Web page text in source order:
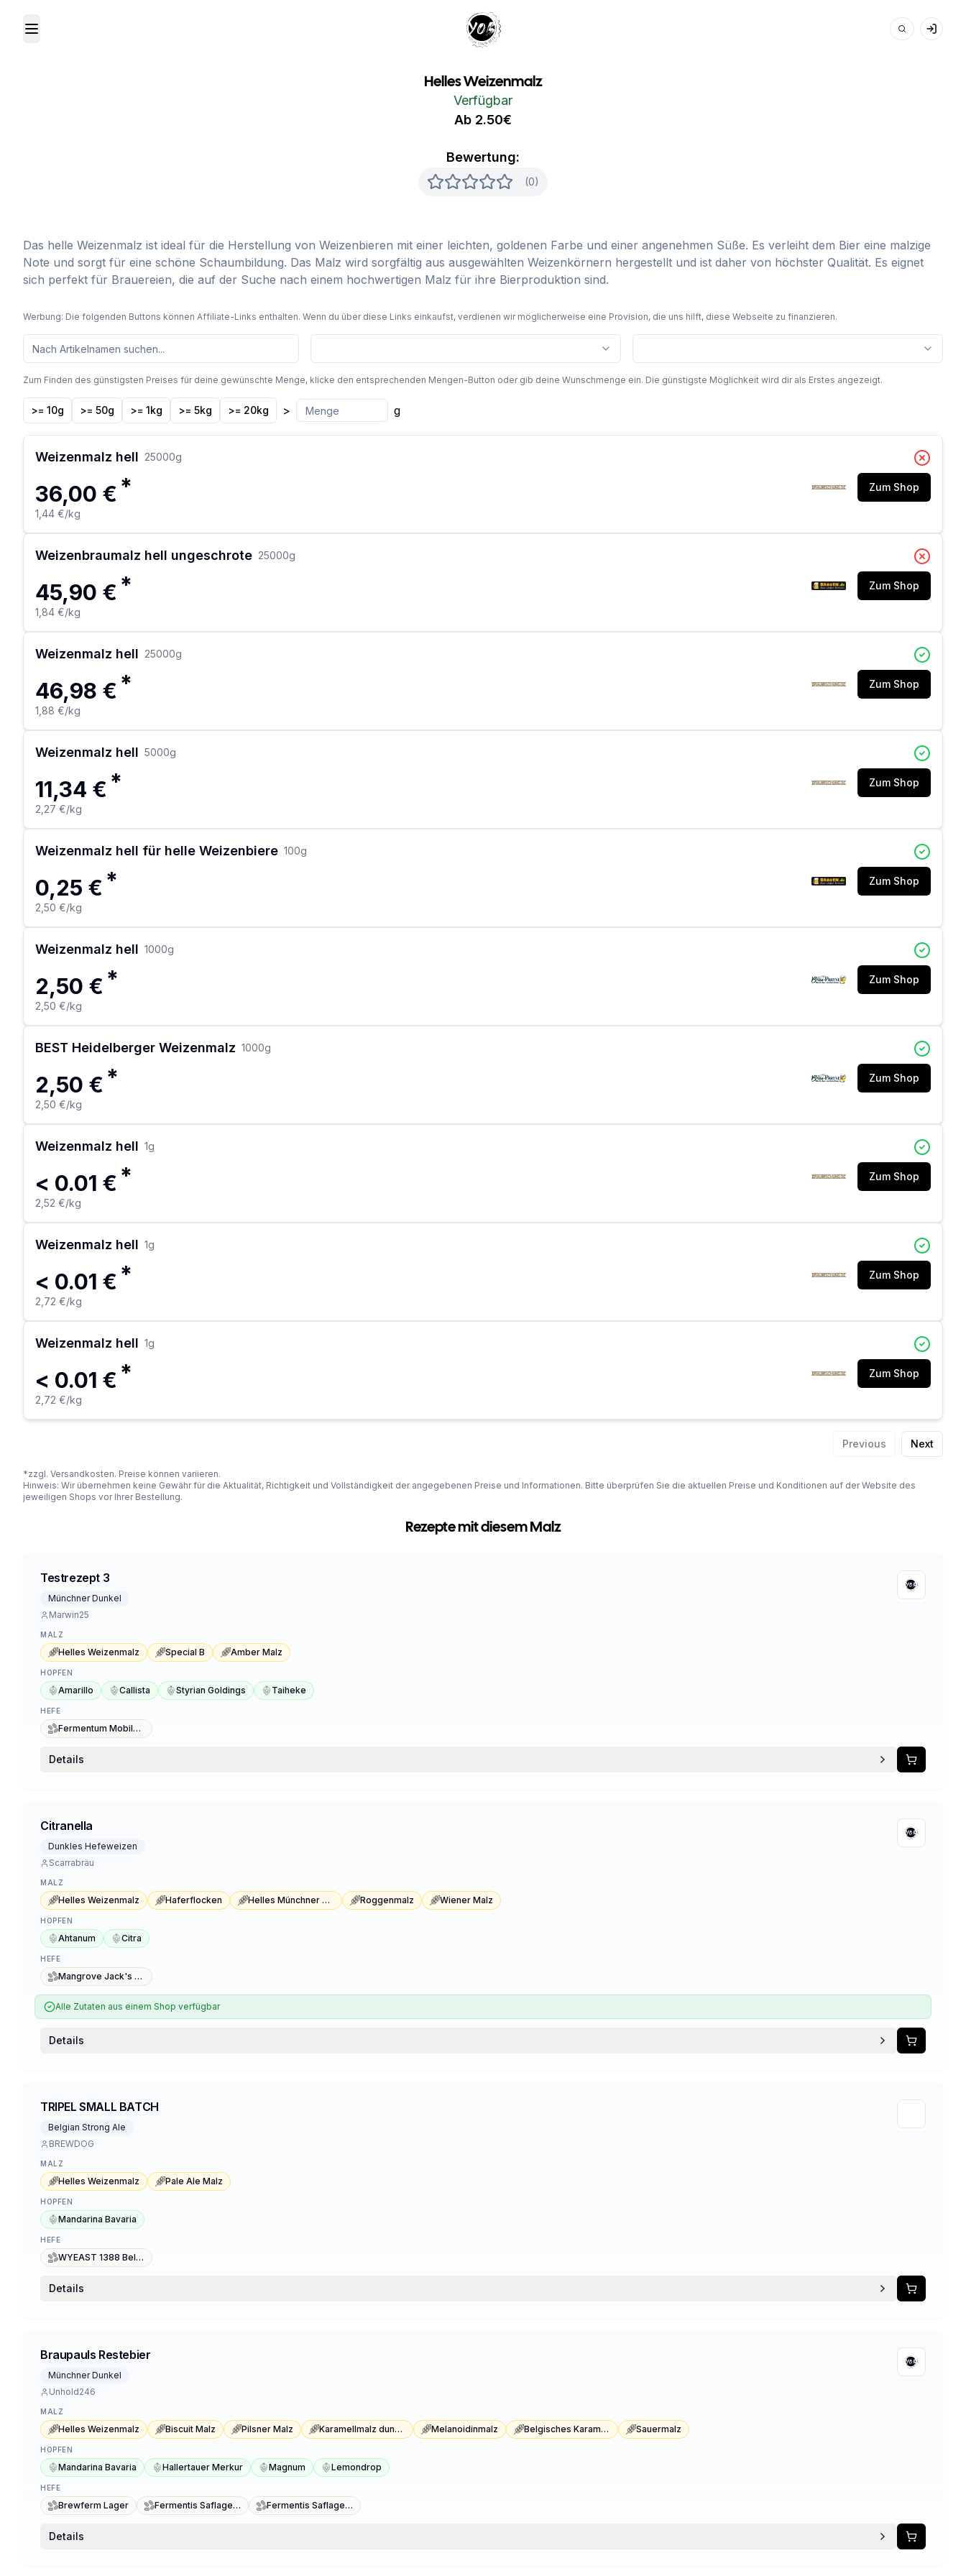
Toggle Menu Your Own Beer
Helles Weizenmalz
Bewertung:
(0)
Verfügbar
Ab 2.50€
Das helle Weizenmalz ist ideal für die Herstellung von Weizenbieren mit einer leichten, goldenen Farbe und einer angenehmen Süße. Es verleiht dem Bier eine malzige
Note und sorgt für eine schöne Schaumbildung. Das Malz wird sorgfältig aus ausgewählten Weizenkörnern hergestellt und ist daher von höchster Qualität. Es eignet
sich perfekt für Brauereien, die auf der Suche nach einem hochwertigen Malz für ihre Bierproduktion sind.
Werbung: Die folgenden Buttons können Affiliate-Links enthalten. Wenn du über diese Links einkaufst, verdienen wir möglicherweise eine Provision, die uns hilft, diese Webseite zu finanzieren.
Zum Finden des günstigsten Preises für deine gewünschte Menge, klicke den entsprechenden Mengen-Button oder gib deine Wunschmenge ein. Die günstigste Möglichkeit wird dir als Erstes angezeigt.
>= 10g >= 50g >= 1kg >= 5kg >= 20kg > g
Weizenmalz hell 25000g
36,00 € *
1,44 €/kg
Zum Shop
Weizenbraumalz hell ungeschrote 25000g
45,90 € *
1,84 €/kg
Zum Shop
Weizenmalz hell 25000g
46,98 € *
1,88 €/kg
Zum Shop
Weizenmalz hell 5000g
11,34 € *
2,27 €/kg
Zum Shop
Weizenmalz hell für helle Weizenbiere 100g
0,25 € *
2,50 €/kg
Zum Shop
Weizenmalz hell 1000g
2,50 € *
2,50 €/kg
Zum Shop
BEST Heidelberger Weizenmalz 1000g
2,50 € *
2,50 €/kg
Zum Shop
Weizenmalz hell 1g
< 0.01 € *
2,52 €/kg
Zum Shop
Weizenmalz hell 1g
< 0.01 € *
2,72 €/kg
Zum Shop
Weizenmalz hell 1g
< 0.01 € *
2,72 €/kg
Zum Shop
Previous Next
*zzgl. Versandkosten. Preise können variieren.
Hinweis: Wir übernehmen keine Gewähr für die Aktualität, Richtigkeit und Vollständigkeit der angegebenen Preise und Informationen. Bitte überprüfen Sie die aktuellen Preise und Konditionen auf der Website des
jeweiligen Shops vor Ihrer Bestellung.
Rezepte mit diesem Malz
Testrezept 3
Münchner Dunkel
Marwin25
MALZ
Helles Weizenmalz Special B Amber Malz
HOPFEN
Amarillo Callista Styrian Goldings Taiheke
HEFE
Fermentum Mobile FM41
Details
Citranella
Dunkles Hefeweizen
Scarrabräu
MALZ
Helles Weizenmalz Haferflocken Helles Münchner Malz Roggenmalz Wiener Malz
HOPFEN
Ahtanum Citra
HEFE
Mangrove Jack's M20 Bavarian Wheat
Alle Zutaten aus einem Shop verfügbar
Details
TRIPEL SMALL BATCH
Belgian Strong Ale
BREWDOG
MALZ
Helles Weizenmalz Pale Ale Malz
HOPFEN
Mandarina Bavaria
HEFE
WYEAST 1388 Belgian Strong Ale
Details
Braupauls Restebier
Münchner Dunkel
Unhold246
MALZ
Helles Weizenmalz Biscuit Malz Pilsner Malz Karamellmalz dunkel Typ 2 Melanoidinmalz Belgisches Karamellmalz Sauermalz
HOPFEN
Mandarina Bavaria Hallertauer Merkur Magnum Lemondrop
HEFE
Brewferm Lager Fermentis Saflager S-23 Fermentis Saflager W-34/70
Details